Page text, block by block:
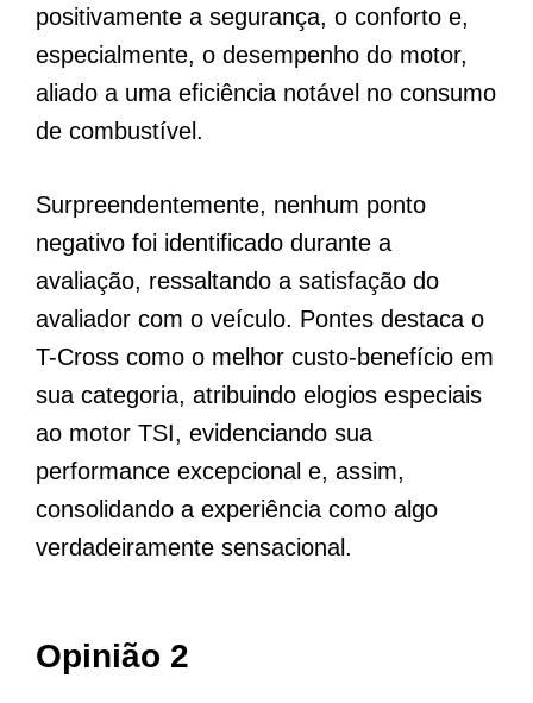
positivamente a segurança, o conforto e,
especialmente, o desempenho do motor,
aliado a uma eficiência notável no consumo
de combustível.
Surpreendentemente, nenhum ponto
negativo foi identificado durante a
avaliação, ressaltando a satisfação do
avaliador com o veículo. Pontes destaca o
T-Cross como o melhor custo-benefício em
sua categoria, atribuindo elogios especiais
ao motor TSI, evidenciando sua
performance excepcional e, assim,
consolidando a experiência como algo
verdadeiramente sensacional.
Opinião 2